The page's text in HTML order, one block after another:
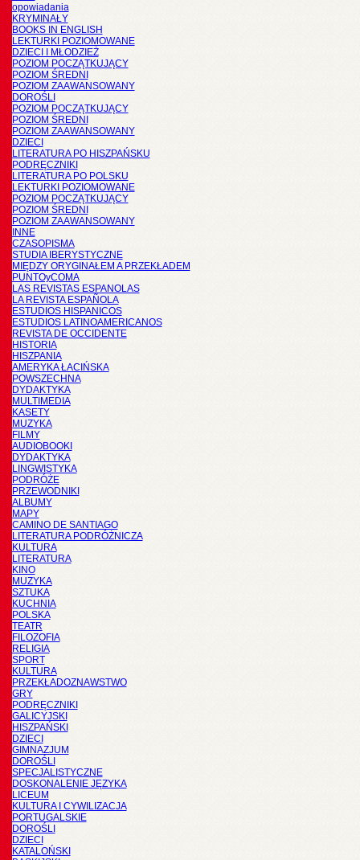
opowiadania
KRYMINAŁY
BOOKS IN ENGLISH
LEKTURKI POZIOMOWANE
DZIECI I MŁODZIEŻ
POZIOM POCZĄTKUJĄCY
POZIOM ŚREDNI
POZIOM ZAAWANSOWANY
DOROŚLI
POZIOM POCZĄTKUJĄCY
POZIOM ŚREDNI
POZIOM ZAAWANSOWANY
DZIECI
LITERATURA PO HISZPAŃSKU
PODRĘCZNIKI
LITERATURA PO POLSKU
LEKTURKI POZIOMOWANE
POZIOM POCZĄTKUJĄCY
POZIOM ŚREDNI
POZIOM ZAAWANSOWANY
INNE
CZASOPISMA
STUDIA IBERYSTYCZNE
MIĘDZY ORYGINAŁEM A PRZEKŁADEM
PUNTOyCOMA
LAS REVISTAS ESPANOLAS
LA REVISTA ESPAÑOLA
ESTUDIOS HISPANICOS
ESTUDIOS LATINOAMERICANOS
REVISTA DE OCCIDENTE
HISTORIA
HISZPANIA
AMERYKA ŁACIŃSKA
POWSZECHNA
DYDAKTYKA
MULTIMEDIA
KASETY
MUZYKA
FILMY
AUDIOBOOKI
DYDAKTYKA
LINGWISTYKA
PODRÓŻE
PRZEWODNIKI
ALBUMY
MAPY
CAMINO DE SANTIAGO
LITERATURA PODRÓŻNICZA
KULTURA
LITERATURA
KINO
MUZYKA
SZTUKA
KUCHNIA
POLSKA
TEATR
FILOZOFIA
RELIGIA
SPORT
KULTURA
PRZEKŁADOZNAWSTWO
GRY
PODRĘCZNIKI
GALICYJSKI
HISZPAŃSKI
DZIECI
GIMNAZJUM
DOROŚLI
SPECJALISTYCZNE
DOSKONALENIE JĘZYKA
LICEUM
KULTURA I CYWILIZACJA
PORTUGALSKIE
DOROŚLI
DZIECI
KATALOŃSKI